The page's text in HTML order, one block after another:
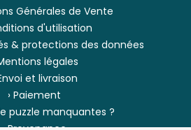
Générales de Vente
d'utilisation
& protections des données
légales
et livraison
› Paiement
puzzle manquantes ?